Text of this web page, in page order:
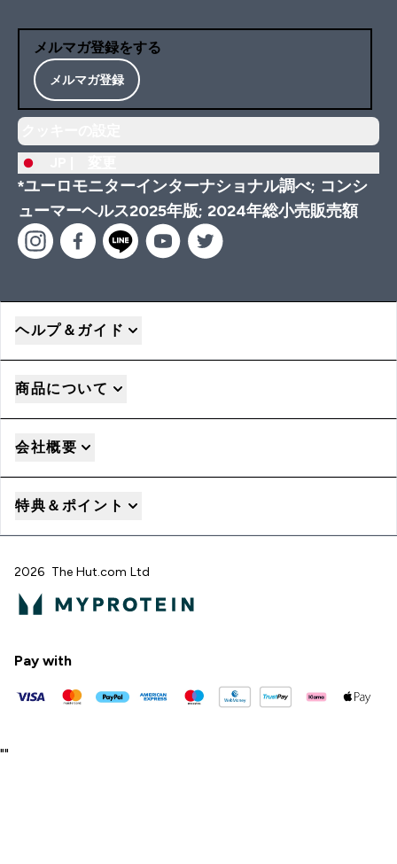
メルマガ登録をする
メルマガ登録
*ユーロモニターインターナショナル調べ; コンシ
ューマーヘルス2025年版; 2024年総小売販売額
ヘルプ＆ガイド
商品について
会社概要
特典＆ポイント
2026 The Hut.com Ltd
Pay with
""